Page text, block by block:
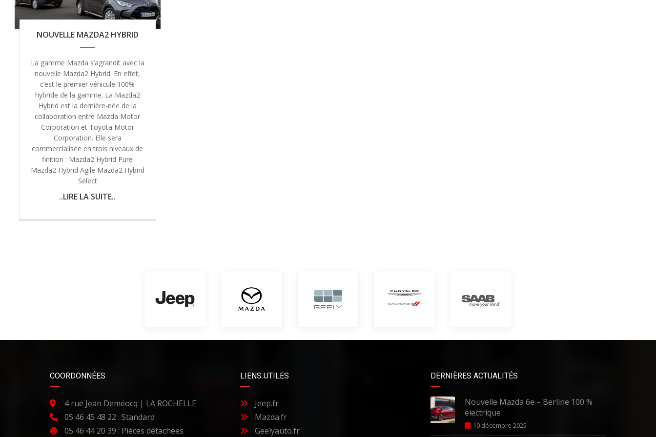
NOUVELLE MAZDA2 HYBRID
La gamme Mazda s’agrandit avec la
nouvelle Mazda2 Hybrid. En effet,
c’est le premier véhicule 100%
hybride de la gamme. La Mazda2
Hybrid est la dernière-née de la
collaboration entre Mazda Motor
Corporation et Toyota Motor
Corporation. Elle sera
commercialisée en trois niveaux de
finition : Mazda2 Hybrid Pure
Mazda2 Hybrid Agile Mazda2 Hybrid
Select
..LIRE LA SUITE..
COORDONNÉES
4 rue Jean Deméocq | LA ROCHELLE
05 46 45 48 22 : Standard
05 46 44 20 39 : Pièces détachées
LIENS UTILES
Jeep.fr
Mazda.fr
Geelyauto.fr
DERNIÈRES ACTUALITÉS
Nouvelle Mazda 6e – Berline 100 %
électrique
10 décembre 2025